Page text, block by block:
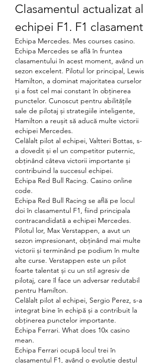
Clasamentul actualizat al
echipei F1. F1 clasament
Echipa Mercedes. Mes courses casino.
Echipa Mercedes se află în fruntea
clasamentului în acest moment, având un
sezon excelent. Pilotul lor principal, Lewis
Hamilton, a dominat majoritatea curselor
și a fost cel mai constant în obținerea
punctelor. Cunoscut pentru abilitățile
sale de pilotaj și strategiile inteligente,
Hamilton a reușit să aducă multe victorii
echipei Mercedes.
Celălalt pilot al echipei, Valtteri Bottas, s-
a dovedit și el un competitor puternic,
obținând câteva victorii importante și
contribuind la succesul echipei.
Echipa Red Bull Racing. Casino online
code.
Echipa Red Bull Racing se află pe locul
doi în clasamentul F1, fiind principala
contracandidată a echipei Mercedes.
Pilotul lor, Max Verstappen, a avut un
sezon impresionant, obținând mai multe
victorii și terminând pe podium în multe
alte curse. Verstappen este un pilot
foarte talentat și cu un stil agresiv de
pilotaj, care îl face un adversar redutabil
pentru Hamilton.
Celălalt pilot al echipei, Sergio Perez, s-a
integrat bine în echipă și a contribuit la
obținerea punctelor importante.
Echipa Ferrari. What does 10x casino
mean.
Echipa Ferrari ocupă locul trei în
clasamentul F1, având o evoluție destul